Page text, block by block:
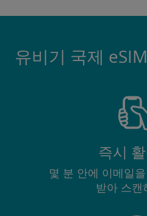
유비기 국제
즉시
몇 분 안에 이메일
받아 스캔